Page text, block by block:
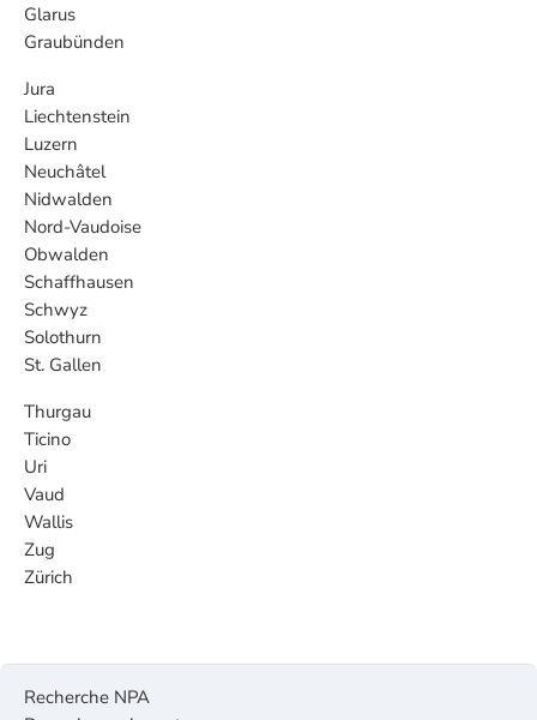
Glarus
Graubünden
Jura
Liechtenstein
Luzern
Neuchâtel
Nidwalden
Nord-Vaudoise
Obwalden
Schaffhausen
Schwyz
Solothurn
St. Gallen
Thurgau
Ticino
Uri
Vaud
Wallis
Zug
Zürich
Recherche NPA